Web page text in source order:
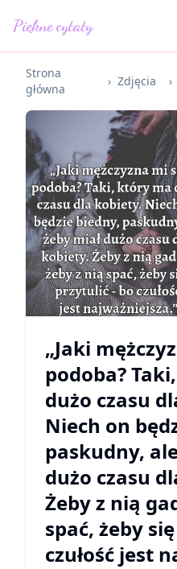
Piękne cytaty
Strona
główna
› Zdjęcia ›
„Jaki
podoba?
dużo czasu
Niech on
paskudny,
dużo czasu
Żeby z nią
spać, żeby
czułość jest